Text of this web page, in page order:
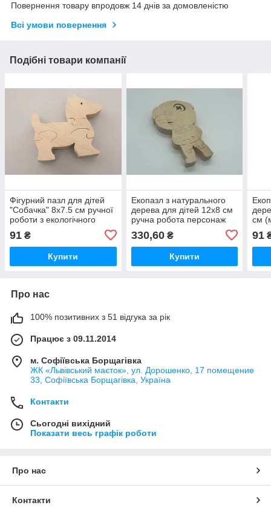
Повернення товару впродовж 14 днів за домовленістю
Всі умови повернення
Подібні товари компанії
Фігурний пазл для дітей
"Собачка" 8х7.5 см ручної
роботи з екологічного
матеріалу / Фігурний пазл
для дітей "Собачка" 8х7.5
см
91 ₴
Купити
Екопазл з натурального
дерева для дітей 12х8 см
ручна робота персонаж
Екопазл з натурального
дерева для дітей
330,60₴
Купити
см
для
91
Про нас
100% позитивних з 51 відгука за рік
Працює з 09.11.2014
м. Софіївська Борщагівка
ЖК «Львівський маєток», ул. Дорошенко, 17 помещение
33, Софіївська Борщагівка, Україна
Контакти
Сьогодні вихідний
Показати весь графік роботи
Про нас
Контакти